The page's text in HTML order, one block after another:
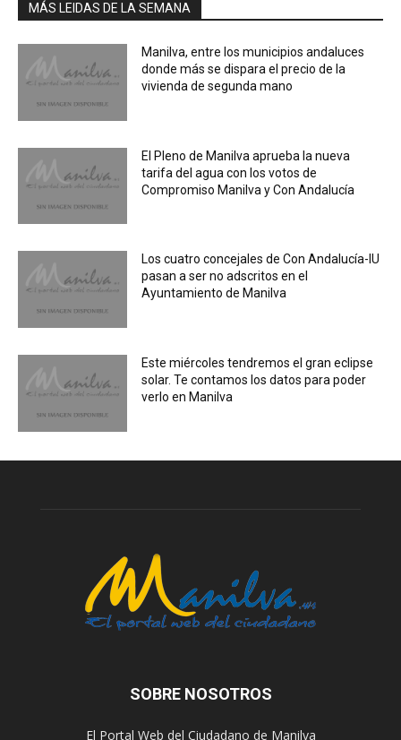
MÁS LEIDAS DE LA SEMANA
Manilva, entre los municipios andaluces
donde más se dispara el precio de la
vivienda de segunda mano
El Pleno de Manilva aprueba la nueva
tarifa del agua con los votos de
Compromiso Manilva y Con Andalucía
Los cuatro concejales de Con Andalucía-IU
pasan a ser no adscritos en el
Ayuntamiento de Manilva
Este miércoles tendremos el gran eclipse
solar. Te contamos los datos para poder
verlo en Manilva
SOBRE NOSOTROS
El Portal Web del Ciudadano de Manilva